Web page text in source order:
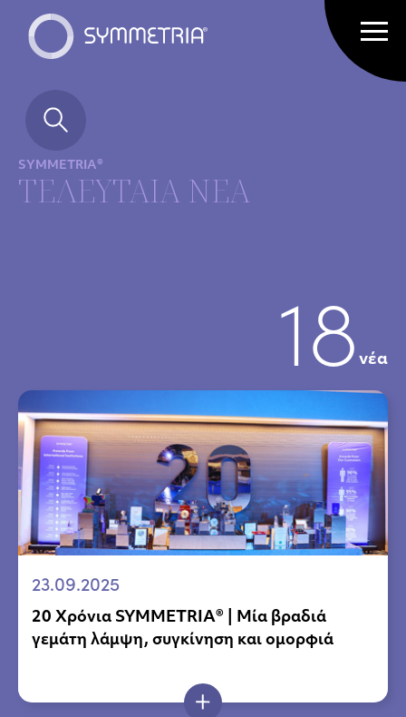
SYMMETRIA®
ΤΕΛΕΥΤΑΙΑ ΝΕΑ
18 νέα
23.09.2025
20 Χρόνια SYMMETRIA® | Μία βραδιά
γεμάτη λάμψη, συγκίνηση και ομορφιά